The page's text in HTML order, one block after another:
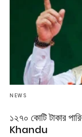
NEWS
১২৭০ কোটি টাকার
Khandu